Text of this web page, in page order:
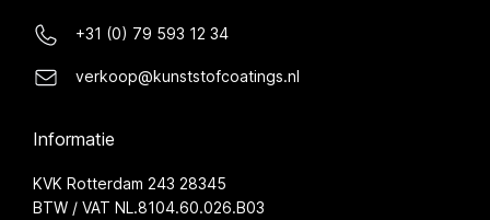
+31 (0) 79 593 12 34
verkoop@kunststofcoatings.nl
Informatie
KVK Rotterdam 243 28345
BTW / VAT NL.8104.60.026.B03